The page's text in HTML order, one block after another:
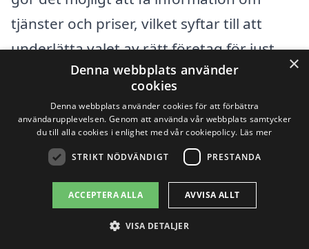
tjänster och priser, vilket syftar till att
underlätta valet av rätt företag för just
ditt behov. När du väl har samlat in
tillräckligt med information, kan du känna
dig trygg i ditt val av företag för
stubbfräsning och möjligtvis spara
Få 3 erbjudanden, gratis och utan
×
Denna webbplats använder
cookies
Denna webbplats använder cookies för att förbättra
användarupplevelsen. Genom att använda vår webbplats samtycker
du till alla cookies i enlighet med vår cookiepolicy. Läs mer
STRIKT NÖDVÄNDIGT PRESTANDA
ACCEPTERA ALLA AVVISA ALLT
VISA DETALJER